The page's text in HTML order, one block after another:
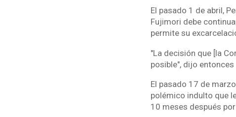
El pasado 1 de abril,
Fujimori debe
permite su
"La decisión que [la
posible", dijo
El pasado 17 de
polémico indulto que
10 meses después